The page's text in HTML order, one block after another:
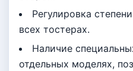
Регулировка
всех тостерах.
Наличие
отдельных моделях,